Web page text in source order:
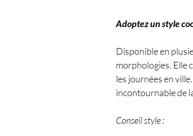
Adoptez un style
Disponible en
morphologies. Elle
les journées en
incontournable de
Conseil style :